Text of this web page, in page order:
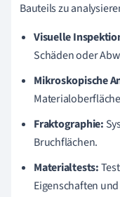
Bauteils zu
Visuelle
Schäden oder
Mikroskopische
Fraktographie:
Bruchflächen.
Materialtests:
Eigenschaften